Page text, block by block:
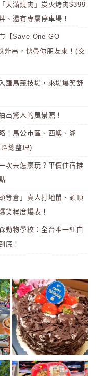
天滿燒肉」炭火烤肉$399
、還有專屬停車場！
【Save One GO
炸串，快帶你朋友來！(交
羅馬競技場，來場爆笑舒
出驚人的風景照！
！馬公市區、西嶼、湖
總整理)
次去怎麼玩？平價住宿推
等倉」真人打地鼠、頭頂
笑程度爆表！
動物學校：全台唯一紅白
底！